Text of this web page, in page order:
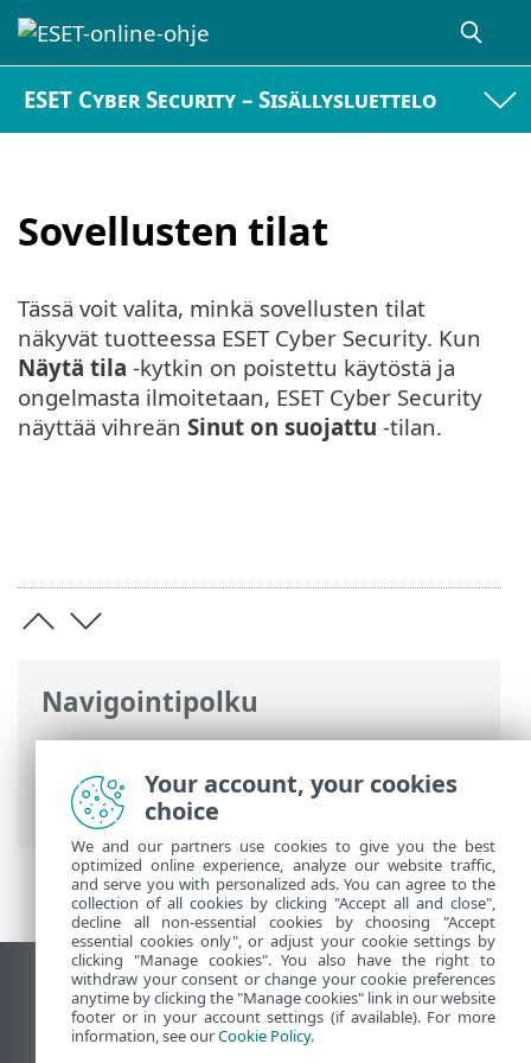
ESET Cyber Security – Sisällysluettelo
Sovellusten tilat
Navigointipolku
ESET-online-ohje>ESET Cyber Security>
Sovellusasetukset>Käyttöliittymä>
Sovellusten tilat
Tässä voit valita, minkä sovellusten tilat
näkyvät tuotteessa ESET Cyber Security. Kun
Näytä tila -kytkin on poistettu käytöstä ja
ongelmasta ilmoitetaan, ESET Cyber Security
näyttää vihreän Sinut on suojattu -tilan.
Näytä tietokonesivusto
End of Life
ESET-tietämyskanta
Your account, your cookies
choice
We and our partners use cookies to give you the best
optimized online experience, analyze our website traffic,
and serve you with personalized ads. You can agree to the
collection of all cookies by clicking "Accept all and close",
decline all non-essential cookies by choosing "Accept
essential cookies only", or adjust your cookie settings by
clicking "Manage cookies". You also have the right to
withdraw your consent or change your cookie preferences
anytime by clicking the "Manage cookies" link in our website
footer or in your account settings (if available). For more
information, see ourCookie Policy.